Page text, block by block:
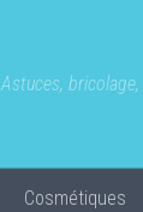
Astuces,
Cosmétiques